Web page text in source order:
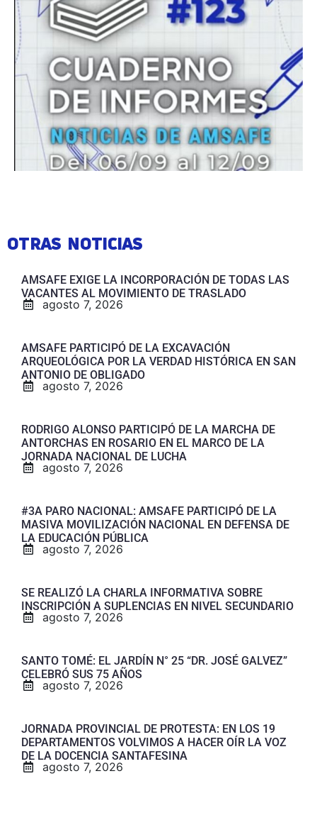
OTRAS NOTICIAS
AMSAFE EXIGE LA INCORPORACIÓN DE TODAS LAS
VACANTES AL MOVIMIENTO DE TRASLADO
agosto 7, 2026
AMSAFE PARTICIPÓ DE LA EXCAVACIÓN
ARQUEOLÓGICA POR LA VERDAD HISTÓRICA EN SAN
ANTONIO DE OBLIGADO
agosto 7, 2026
RODRIGO ALONSO PARTICIPÓ DE LA MARCHA DE
ANTORCHAS EN ROSARIO EN EL MARCO DE LA
JORNADA NACIONAL DE LUCHA
agosto 7, 2026
#3A PARO NACIONAL: AMSAFE PARTICIPÓ DE LA
MASIVA MOVILIZACIÓN NACIONAL EN DEFENSA DE
LA EDUCACIÓN PÚBLICA
agosto 7, 2026
SE REALIZÓ LA CHARLA INFORMATIVA SOBRE
INSCRIPCIÓN A SUPLENCIAS EN NIVEL SECUNDARIO
agosto 7, 2026
SANTO TOMÉ: EL JARDÍN N° 25 “DR. JOSÉ GALVEZ”
CELEBRÓ SUS 75 AÑOS
agosto 7, 2026
JORNADA PROVINCIAL DE PROTESTA: EN LOS 19
DEPARTAMENTOS VOLVIMOS A HACER OÍR LA VOZ
DE LA DOCENCIA SANTAFESINA
agosto 7, 2026